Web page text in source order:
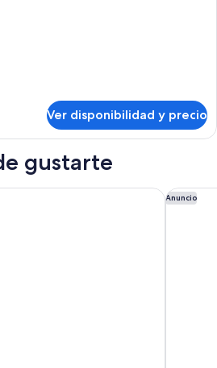
Ver disponibilidad y precio
gustarte
- Adults Only Anuncio